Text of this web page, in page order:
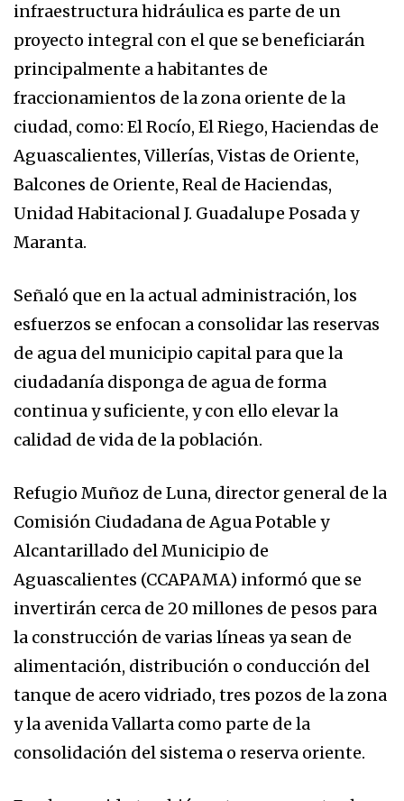
infraestructura hidráulica es parte de un
proyecto integral con el que se beneficiarán
principalmente a habitantes de
fraccionamientos de la zona oriente de la
ciudad, como: El Rocío, El Riego, Haciendas de
Aguascalientes, Villerías, Vistas de Oriente,
Balcones de Oriente, Real de Haciendas,
Unidad Habitacional J. Guadalupe Posada y
Maranta.
Señaló que en la actual administración, los
esfuerzos se enfocan a consolidar las reservas
de agua del municipio capital para que la
ciudadanía disponga de agua de forma
continua y suficiente, y con ello elevar la
calidad de vida de la población.
Refugio Muñoz de Luna, director general de la
Comisión Ciudadana de Agua Potable y
Alcantarillado del Municipio de
Aguascalientes (CCAPAMA) informó que se
invertirán cerca de 20 millones de pesos para
la construcción de varias líneas ya sean de
alimentación, distribución o conducción del
tanque de acero vidriado, tres pozos de la zona
y la avenida Vallarta como parte de la
consolidación del sistema o reserva oriente.